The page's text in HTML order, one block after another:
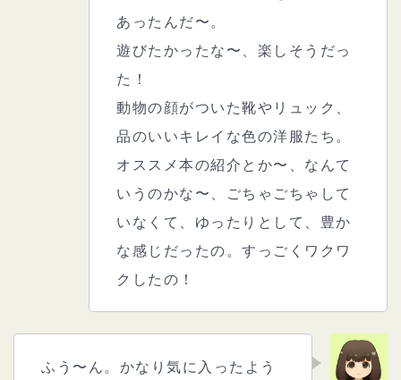
あったんだ〜。
遊びたかったな〜、楽しそうだっ
た！
動物の顔がついた靴やリュック、
品のいいキレイな色の洋服たち。
オススメ本の紹介とか〜、なんて
いうのかな〜、ごちゃごちゃして
いなくて、ゆったりとして、豊か
な感じだったの。すっごくワクワ
クしたの！
ふう〜ん。かなり気に入ったよう